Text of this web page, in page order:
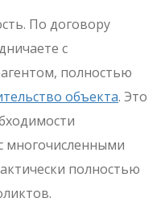
По договору
с
полностью
объекта. Это
многочисленными
полностью